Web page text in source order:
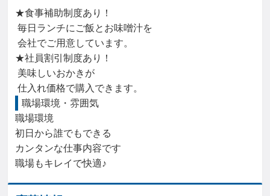
★食事補助制度あり！
★社員割引制度あり！
仕入れ価格で購入できます。
職場環境・雰囲気
職場環境
初日から誰でもできる
カンタンな仕事内容です
職場もキレイで快適♪